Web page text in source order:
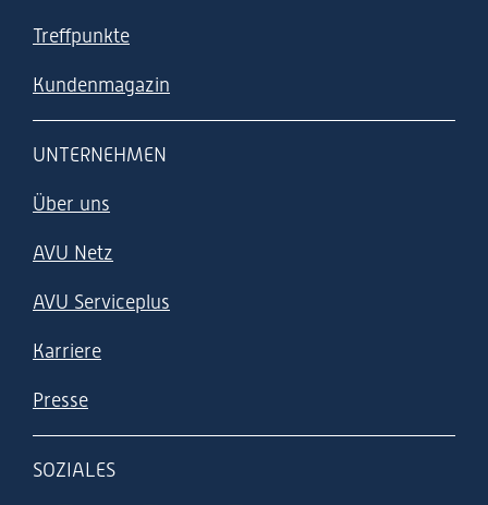
Treffpunkte
Kundenmagazin
UNTERNEHMEN
Über uns
AVU Netz
AVU Serviceplus
Karriere
Presse
SOZIALES